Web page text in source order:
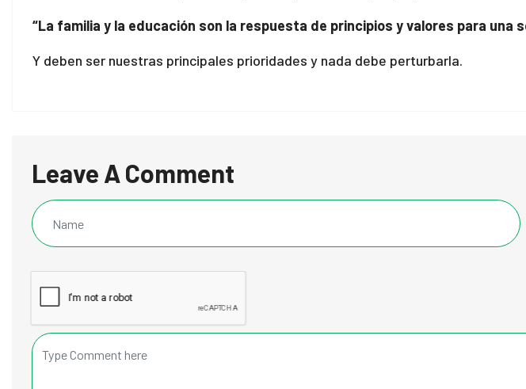
“La familia y la educación son la respuesta de principios y valores para una
Y deben ser nuestras principales prioridades y nada debe perturbarla.
Leave A Comment